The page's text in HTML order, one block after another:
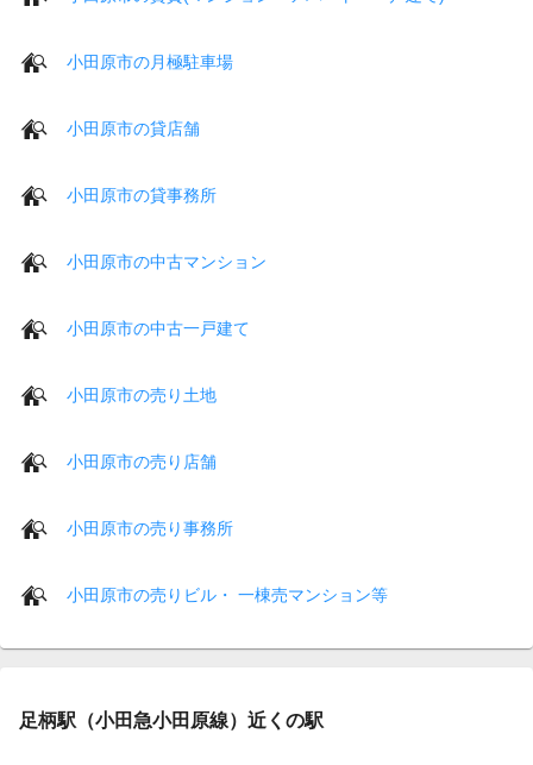
小田原市の月極駐車場
小田原市の貸店舗
小田原市の貸事務所
小田原市の中古マンション
小田原市の中古一戸建て
小田原市の売り土地
小田原市の売り店舗
小田原市の売り事務所
小田原市の売りビル・ 一棟売マンション等
足柄駅（小田急小田原線）近くの駅